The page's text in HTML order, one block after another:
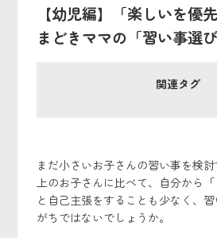
【幼児編】「楽しいを優
まどきママの「習い事選
関連タグ
まだ小さいお子さんの習い事を検
上のお子さんに比べて、自分から「
と自己主張をすることも少なく、
がちではないでしょうか。